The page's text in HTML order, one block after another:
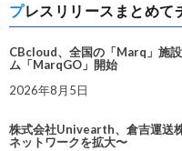
プレスリリースまとめて
CBcloud、全国の「Marq」施
ム「MarqGO」開始
2026年8月5日
株式会社Univearth、倉吉運送
ネットワークを拡大〜